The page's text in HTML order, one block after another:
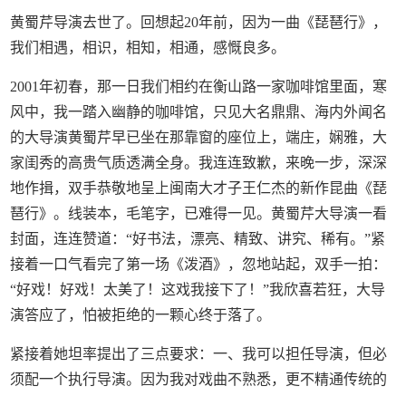
黄蜀芹导演去世了。回想起20年前，因为一曲《琵琶行》，
我们相遇，相识，相知，相通，感慨良多。
2001年初春，那一日我们相约在衡山路一家咖啡馆里面，寒
风中，我一踏入幽静的咖啡馆，只见大名鼎鼎、海内外闻名
的大导演黄蜀芹早已坐在那靠窗的座位上，端庄，娴雅，大
家闺秀的高贵气质透满全身。我连连致歉，来晚一步，深深
地作揖，双手恭敬地呈上闽南大才子王仁杰的新作昆曲《琵
琶行》。线装本，毛笔字，已难得一见。黄蜀芹大导演一看
封面，连连赞道：“好书法，漂亮、精致、讲究、稀有。”紧
接着一口气看完了第一场《泼酒》，忽地站起，双手一拍：
“好戏！好戏！太美了！这戏我接下了！”我欣喜若狂，大导
演答应了，怕被拒绝的一颗心终于落了。
紧接着她坦率提出了三点要求：一、我可以担任导演，但必
须配一个执行导演。因为我对戏曲不熟悉，更不精通传统的